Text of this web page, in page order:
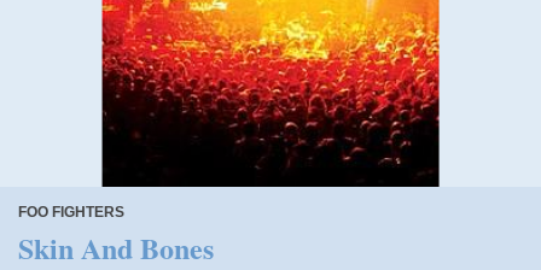
FOO FIGHTERS
Skin And Bones